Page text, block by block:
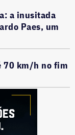
a inusitada
Paes, um
70 km/h no fim